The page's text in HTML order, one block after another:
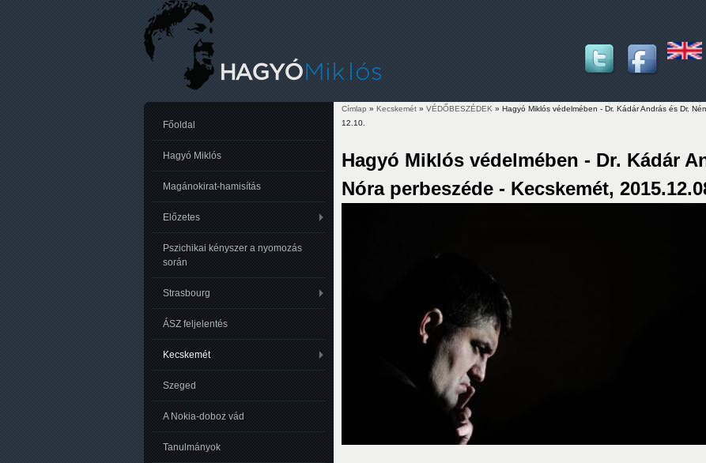
Jelenlegi hely
Címlap » Kecskemét » VÉDŐBESZÉDEK » Hagyó Miklós védelmében - Dr. Kádár András és Dr.
12.10.
Hagyó Miklós védelmében - Dr. Kádár
Nóra perbeszéde - Kecskemét,
Főoldal
Hagyó Miklós
Magánokirat-hamisítás
Előzetes
Pszichikai kényszer a nyomozás
során
Strasbourg
ÁSZ feljelentés
Kecskemét
Szeged
A Nokia-doboz vád
Tanulmányok